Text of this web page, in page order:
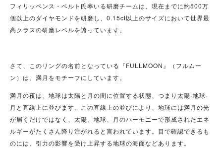
フィリッペンス・ベルト氏率いる研磨チームは、現在までに約500万
個以上のダイヤモンドを研磨し、0.15ct以上のサイズにおいて世界最
高クラスの研磨レベルを誇っています。
さて、このリングの名前となっている『FULLMOON』（フルムー
ン）は、満月をモチーフにしています。
満月の夜は、地球は太陽と月の間に位置する状態、つまり太陽-地球-
月と直線上に並びます。この直線上の並びにより、地球には満月の光
が届くだけではなく、太陽、地球、月のハーモニーで形成されたエネ
ルギーがたくさん降り注がれると言われています。目で確認できるも
のには、引力の影響を受け上昇する地球の海面などあります。